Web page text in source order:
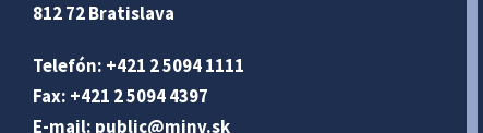
812 72 Bratislava
Telefón: +421 2 5094 1111
Fax: +421 2 5094 4397
E-mail: public@minv.sk